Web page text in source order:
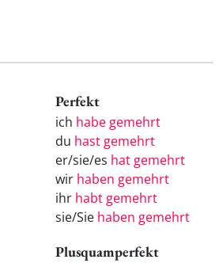
Perfekt
ich habe gemehrt
du hast gemehrt
er/sie/es hat gemehrt
wir haben gemehrt
ihr habt gemehrt
sie/Sie haben gemehrt
Plusquamperfekt